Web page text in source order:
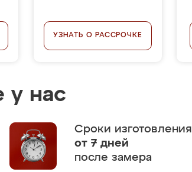
УЗНАТЬ О РАССРОЧКЕ
у нас
Сроки изготовления
от 7 дней
после замера